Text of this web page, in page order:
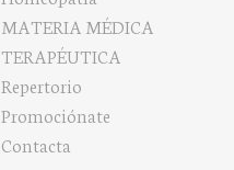
MATERIA MÉDICA
TERAPÉUTICA
Repertorio
Promociónate
Contacta